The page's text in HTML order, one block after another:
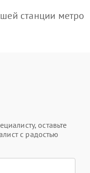
станции метро
оставьте
с радостью